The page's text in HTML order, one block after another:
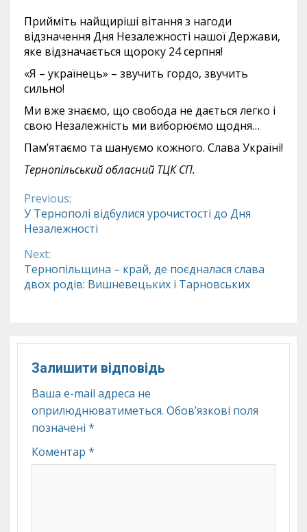
Прийміть найщиріші вітання з нагоди
відзначення Дня Незалежності нашої Держави,
яке відзначається щороку 24 серпня!
«Я – українець» – звучить гордо, звучить
сильно!
Ми вже знаємо, що свобода не дається легко і
свою Незалежність ми виборюємо щодня…
Пам’ятаємо та шануємо кожного. Слава Україні!
Тернопільський обласний ТЦК СП.
Continue
Reading
Previous:
У Тернополі відбулися урочистості до Дня
Незалежності
Next:
Тернопільщина – край, де поєдналася слава
двох родів: Вишневецьких і Тарновських
Залишити відповідь
Ваша e-mail адреса не
оприлюднюватиметься. Обов’язкові поля
позначені *
Коментар *